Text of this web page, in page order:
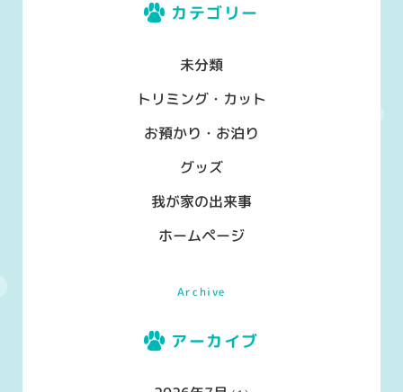
カテゴリー
未分類
トリミング・カット
お預かり・お泊り
グッズ
我が家の出来事
ホームページ
Archive
アーカイブ